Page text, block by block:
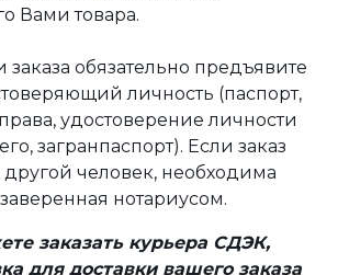
Вами товара.
обязательно предъявите
личность (паспорт,
удостоверение личности
загранпаспорт). Если заказ
другой человек, необходима
нотариусом.
заказать курьера СДЭК,
для доставки вашего заказа